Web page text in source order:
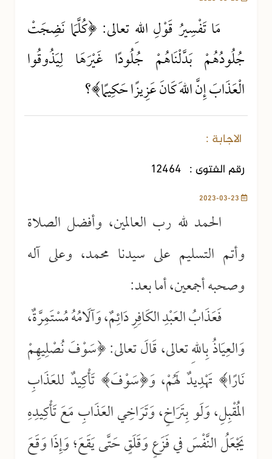
مَا تَفْسِيرُ قَوْلِ اللهِ تعالى: ﴿كُلَّمَا نَضِجَتْ
جُلُودُهُمْ بَدَّلْنَاهُمْ جُلُودًا غَيْرَهَا لِيَذُوقُوا
الْعَذَابَ إِنَّ اللهَ كَانَ عَزِيزًا حَكِيمًا﴾؟
الاجابة :
رقم الفتوى : 12464
الحمد لله رب العالمين، وأفضل الصلاة
وأتم التسليم على سيدنا محمد، وعلى آله
وصحبه أجمعين، أما بعد:
فَعَذَابُ العَبْدِ الكَافِرِ دَائِمٌ، وَآلَامُهُ مُسْتَمِرَّةٌ،
وَالعِيَاذُ بِاللهِ تعالى، قَالَ تعالى: ﴿سَوْفَ نُصْلِيهِمْ
نَارًا﴾ تَهْدِيدٌ لَهُمْ، وَ﴿سَوْفَ﴾ تَأْكِيدٌ للعَذَابِ
المُقْبِلِ، وَلَو بِتَرَاخٍ، وَتَرَاخِي العَذَابِ مَعَ تَأْكِيدِهِ
يَجْعَلُ النَّفْسَ في فَزَعٍ وَقَلَقٍ حَتَّى يَقَعَ؛ وَإِذَا وَقَعَ